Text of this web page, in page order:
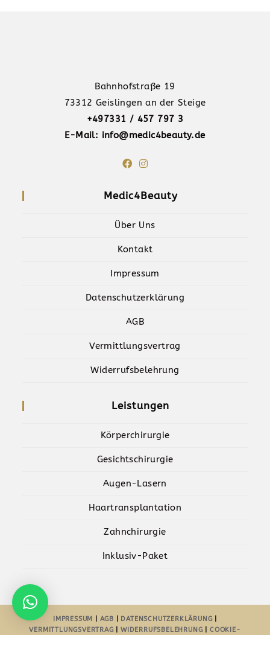
Bahnhofstraße 19
73312 Geislingen an der Steige
+497331 / 457 797 3
E-Mail: info@medic4beauty.de
Medic4Beauty
Über Uns
Kontakt
Impressum
Datenschutzerklärung
AGB
Vermittlungsvertrag
Widerrufsbelehrung
Leistungen
Körperchirurgie
Gesichtschirurgie
Augen-Lasern
Haartransplantation
Zahnchirurgie
Inklusiv-Paket
IMPRESSUM AGB DATENSCHUTZERKLÄRUNG
VERMITTLUNGSVERTRAG |WIDERRUFSBELEHRUNG
COOKIE-